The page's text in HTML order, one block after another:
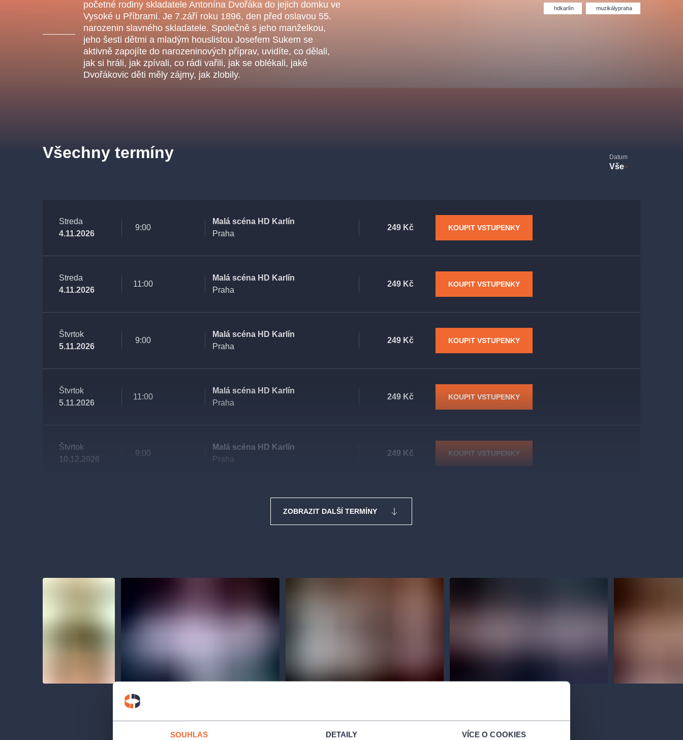
SOUHLAS DETAILY VÍCE O COOKIES
početné rodiny skladatele Antonína Dvořáka do jejich domku ve
Vysoké u Příbrami. Je 7.září roku 1896, den před oslavou 55.
narozenin slavného skladatele. Společně s jeho manželkou,
jeho šesti dětmi a mladým houslistou Josefem Sukem se
aktivně zapojíte do narozeninových příprav, uvidíte, co dělali,
jak si hráli, jak zpívali, co rádi vařili, jak se oblékali, jaké
Dvořákovic děti měly zájmy, jak zlobily.
hdkarlín muzikálypraha
Všechny termíny Datum
Vše
Streda
4.11.2026
9:00
Malá scéna HD Karlín
Praha
249 Kč KOUPIT VSTUPENKY
Streda
4.11.2026
11:00
Malá scéna HD Karlín
Praha
249 Kč KOUPIT VSTUPENKY
Štvrtok
5.11.2026
9:00
Malá scéna HD Karlín
Praha
249 Kč KOUPIT VSTUPENKY
Štvrtok
5.11.2026
11:00
Malá scéna HD Karlín
Praha
249 Kč KOUPIT VSTUPENKY
Štvrtok
10.12.2026
9:00
Malá scéna HD Karlín
Praha
249 Kč KOUPIT VSTUPENKY
ZOBRAZIT DALŠÍ TERMÍNY
Agentura 44, s.r.o.
s.r.o.
Divadlo Hybernia
Filmový orchestr Praha
(FOP)
Ostatní hledají